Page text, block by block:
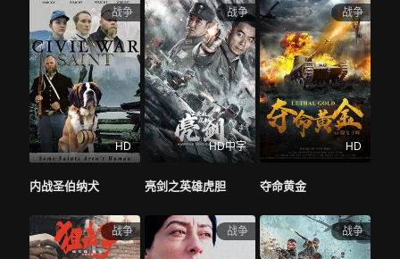
赵丽颖
雷佳音 马丽 杨紫 吴磊 徐峥
孙艺洲
高叶
王骁 张子枫 邓超 王宝强 刘德华 王一博
战争
HD
内战圣伯纳犬
战争
HD中字
亮剑之英雄虎胆
战争
HD
夺命黄金
战争 战争 战争